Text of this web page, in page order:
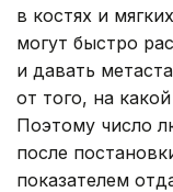
в костях и
могут быстро
и давать
от того, на
Поэтому число
после
показателем